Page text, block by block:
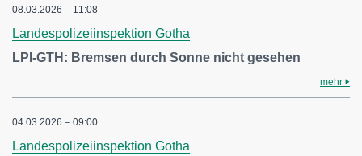
08.03.2026 – 11:08
Landespolizeiinspektion Gotha
LPI-GTH: Bremsen durch Sonne nicht gesehen
mehr
04.03.2026 – 09:00
Landespolizeiinspektion Gotha